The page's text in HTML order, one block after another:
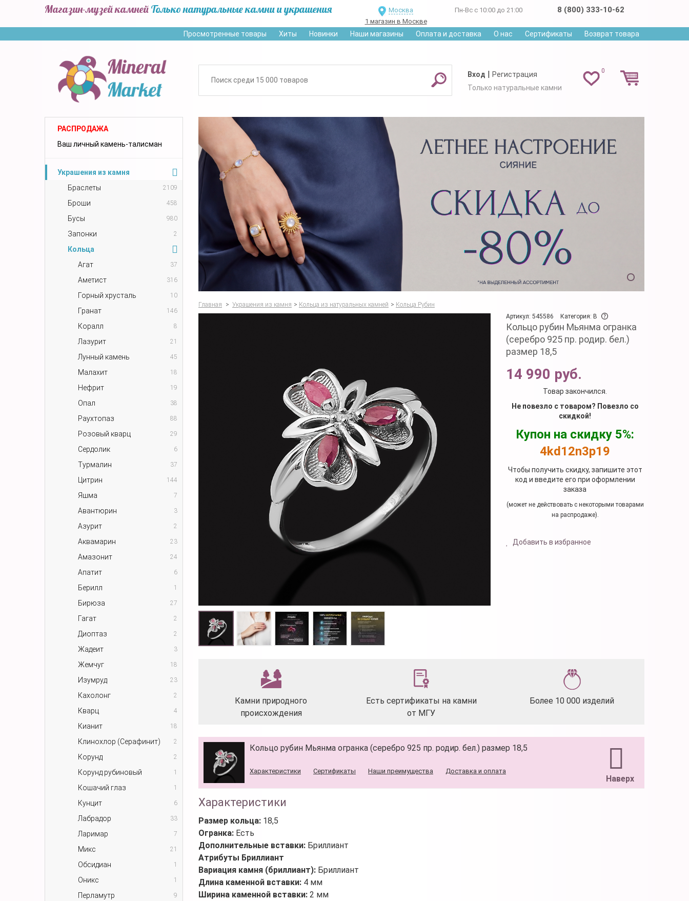
Магазин-музей камней Только натуральные камни и украшения
Москва
1 магазин в Москве
Пн-Вс с 10:00 до 21:00 8 (800) 333-10-62
Просмотренные товары Хиты Новинки Наши магазины Оплата и доставка О нас Сертификаты Возврат товара
0
Вход | Регистрация
Только натуральные камни
РАСПРОДАЖА
Ваш личный камень-талисман
Украшения из камня
Браслеты
2109
Броши 458
Бусы 980
Запонки 2
Кольца
Агат
37
Аметист 316
Горный хрусталь 10
Гранат 146
Коралл 8
Лазурит 21
Лунный камень 45
Малахит 18
Нефрит 19
Опал 38
Раухтопаз 88
Розовый кварц 29
Сердолик 6
Турмалин 37
Цитрин 144
Яшма 7
Авантюрин 3
Азурит 2
Аквамарин 23
Амазонит 24
Апатит 6
Берилл 1
Бирюза 27
Гагат 2
Диоптаз 2
Жадеит 3
Жемчуг 18
Изумруд 23
Кахолонг 2
Кварц 4
Кианит 18
Клинохлор (Серафинит) 2
Корунд 2
Корунд рубиновый 1
Кошачий глаз 1
Кунцит 6
Лабрадор 33
Ларимар 7
Микс 21
Обсидиан 1
Оникс 1
Перламутр 9
Главная > Украшения из камня > Кольца из натуральных камней > Кольца Рубин
Артикул: 545586
Категория: B
Кольцо рубин Мьянма огранка
(серебро 925 пр. родир. бел.)
размер 18,5
14 990 руб.
Товар закончился.
Не повезло с товаром? Повезло со
скидкой!
Купон на скидку 5%:
4kd12n3p19
Чтобы получить скидку, запишите этот
код и введите его при оформлении
заказа
(может не действовать с некоторыми товарами
на распродаже).
Добавить в избранное
Камни природного
происхождения
Есть сертификаты на камни
от МГУ
Более 10 000 изделий
Кольцо рубин Мьянма огранка (серебро 925 пр. родир. бел.) размер 18,5
Наверх
Характеристики Сертификаты Наши преимущества Доставка и оплата
Характеристики
Размер кольца: 18,5
Огранка: Есть
Дополнительные вставки: Бриллиант
Атрибуты Бриллиант
Вариация камня (бриллиант): Бриллиант
Длина каменной вставки: 4 мм
Ширина каменной вставки: 2 мм